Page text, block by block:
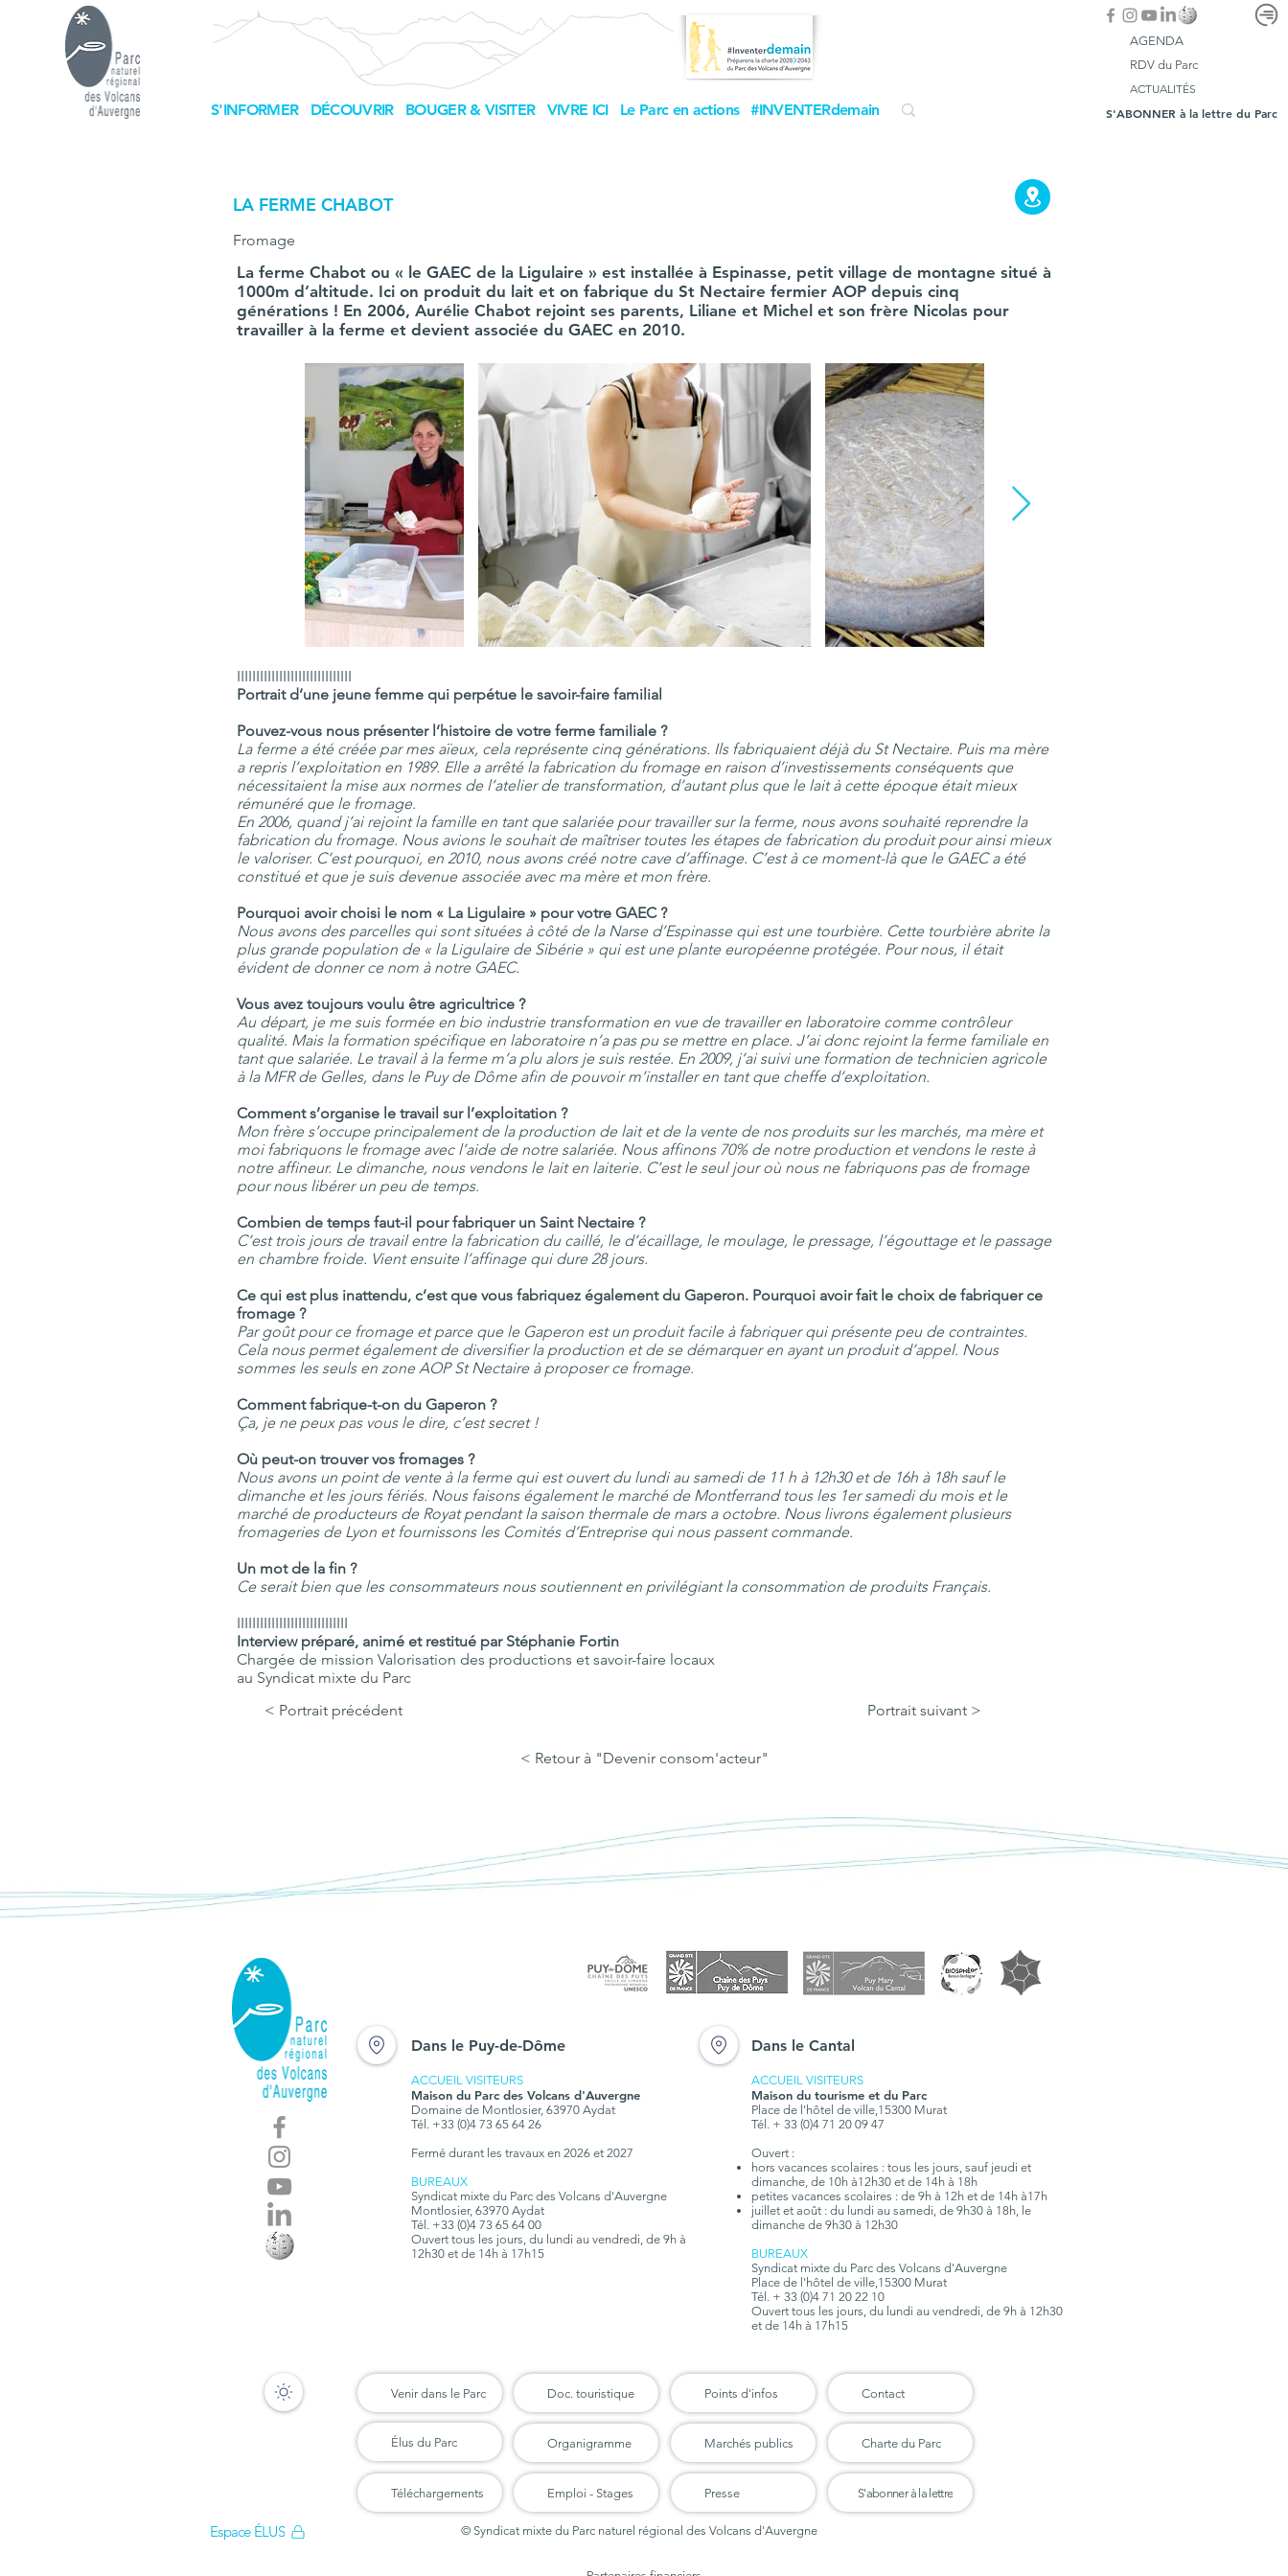
S'INFORMER DÉCOUVRIR BOUGER & VISITER VIVRE ICI Le Parc en actions #INVENTERdemain
AGENDA
RDV du Parc
ACTUALITÉS
S'ABONNER à la lettre du Parc
LA FERME CHABOT
Fromage
La ferme Chabot ou « le GAEC de la Ligulaire » est installée à Espinasse, petit village de montagne situé à
1000m d’altitude. Ici on produit du lait et on fabrique du St Nectaire fermier AOP depuis cinq
générations ! En 2006, Aurélie Chabot rejoint ses parents, Liliane et Michel et son frère Nicolas pour
travailler à la ferme et devient associée du GAEC en 2010.
IIIIIIIIIIIIIIIIIIIIIIIIIIIIII
Portrait d’une jeune femme qui perpétue le savoir-faire familial
Pouvez-vous nous présenter l’histoire de votre ferme familiale ?
La ferme a été créée par mes aïeux, cela représente cinq générations. Ils fabriquaient déjà du St Nectaire. Puis ma mère
a repris l’exploitation en 1989. Elle a arrêté la fabrication du fromage en raison d’investissements conséquents que
nécessitaient la mise aux normes de l’atelier de transformation, d’autant plus que le lait à cette époque était mieux
rémunéré que le fromage.
En 2006, quand j’ai rejoint la famille en tant que salariée pour travailler sur la ferme, nous avons souhaité reprendre la
fabrication du fromage. Nous avions le souhait de maîtriser toutes les étapes de fabrication du produit pour ainsi mieux
le valoriser. C’est pourquoi, en 2010, nous avons créé notre cave d’affinage. C’est à ce moment-là que le GAEC a été
constitué et que je suis devenue associée avec ma mère et mon frère.
Pourquoi avoir choisi le nom « La Ligulaire » pour votre GAEC ?
Nous avons des parcelles qui sont situées à côté de la Narse d’Espinasse qui est une tourbière. Cette tourbière abrite la
plus grande population de « la Ligulaire de Sibérie » qui est une plante européenne protégée. Pour nous, il était
évident de donner ce nom à notre GAEC.
Vous avez toujours voulu être agricultrice ?
Au départ, je me suis formée en bio industrie transformation en vue de travailler en laboratoire comme contrôleur
qualité. Mais la formation spécifique en laboratoire n’a pas pu se mettre en place. J’ai donc rejoint la ferme familiale en
tant que salariée. Le travail à la ferme m’a plu alors je suis restée. En 2009, j’ai suivi une formation de technicien agricole
à la MFR de Gelles, dans le Puy de Dôme afin de pouvoir m’installer en tant que cheffe d’exploitation.
Comment s’organise le travail sur l’exploitation ?
Mon frère s’occupe principalement de la production de lait et de la vente de nos produits sur les marchés, ma mère et
moi fabriquons le fromage avec l’aide de notre salariée. Nous affinons 70% de notre production et vendons le reste à
notre affineur. Le dimanche, nous vendons le lait en laiterie. C’est le seul jour où nous ne fabriquons pas de fromage
pour nous libérer un peu de temps.
Combien de temps faut-il pour fabriquer un Saint Nectaire ?
C’est trois jours de travail entre la fabrication du caillé, le d’écaillage, le moulage, le pressage, l’égouttage et le passage
en chambre froide. Vient ensuite l’affinage qui dure 28 jours.
Ce qui est plus inattendu, c’est que vous fabriquez également du Gaperon. Pourquoi avoir fait le choix de fabriquer ce
fromage ?
Par goût pour ce fromage et parce que le Gaperon est un produit facile à fabriquer qui présente peu de contraintes.
Cela nous permet également de diversifier la production et de se démarquer en ayant un produit d’appel. Nous
sommes les seuls en zone AOP St Nectaire à proposer ce fromage.
Comment fabrique-t-on du Gaperon ?
Ça, je ne peux pas vous le dire, c’est secret !
Où peut-on trouver vos fromages ?
Nous avons un point de vente à la ferme qui est ouvert du lundi au samedi de 11 h à 12h30 et de 16h à 18h sauf le
dimanche et les jours fériés. Nous faisons également le marché de Montferrand tous les 1er samedi du mois et le
marché de producteurs de Royat pendant la saison thermale de mars a octobre. Nous livrons également plusieurs
fromageries de Lyon et fournissons les Comités d’Entreprise qui nous passent commande.
Un mot de la fin ?
Ce serait bien que les consommateurs nous soutiennent en privilégiant la consommation de produits Français.
IIIIIIIIIIIIIIIIIIIIIIIIIIIII
Interview préparé, animé et restitué par Stéphanie Fortin
Chargée de mission Valorisation des productions et savoir-faire locaux
au Syndicat mixte du Parc
< Portrait précédent
Portrait suivant >
< Retour à "Devenir consom'acteur"
Dans le Puy-de-Dôme
ACCUEIL VISITEURS
Maison du Parc des Volcans d'Auvergne
Domaine de Montlosier, 63970 Aydat
Tél. +33 (0)4 73 65 64 26
Fermé durant les travaux en 2026 et 2027
BUREAUX
Syndicat mixte du Parc des Volcans d'Auvergne
Montlosier, 63970 Aydat
Tél. +33 (0)4 73 65 64 00
Ouvert tous les jours, du lundi au vendredi, de 9h à
12h30 et de 14h à 17h15
Dans le Cantal
ACCUEIL VISITEURS
Maison du tourisme et du Parc
Place de l'hôtel de ville,15300 Murat
Tél. + 33 (0)4 71 20 09 47
Ouvert :
hors vacances scolaires : tous les jours, sauf jeudi et
dimanche, de 10h à12h30 et de 14h à 18h
petites vacances scolaires : de 9h à 12h et de 14h à17h
juillet et août : du lundi au samedi, de 9h30 à 18h, le
dimanche de 9h30 à 12h30
BUREAUX
Syndicat mixte du Parc des Volcans d'Auvergne
Place de l'hôtel de ville,15300 Murat
Tél. + 33 (0)4 71 20 22 10
Ouvert tous les jours, du lundi au vendredi, de 9h à 12h30
et de 14h à 17h15
Venir dans le Parc Doc. touristique Points d'infos Contact
Élus du Parc Organigramme Marchés publics Charte du Parc
Téléchargements Emploi - Stages Presse S'abonner à la lettre
Espace ÉLUS © Syndicat mixte du Parc naturel régional des Volcans d'Auvergne